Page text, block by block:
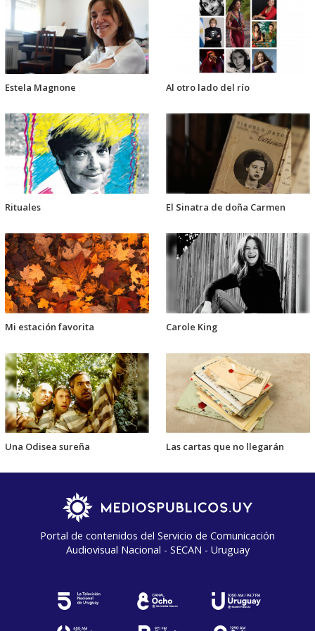
Estela Magnone Al otro lado del río
Rituales El Sinatra de doña Carmen
Mi estación favorita Carole King
Una Odisea sureña Las cartas que no llegarán
Portal de contenidos del Servicio de Comunicación
Audiovisual Nacional - SECAN - Uruguay